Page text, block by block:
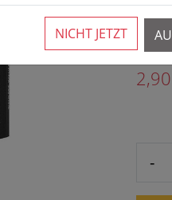
-
NICHT JETZT